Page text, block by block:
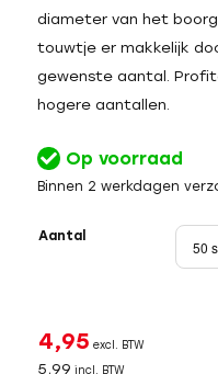
diameter van het
touwtje er makkelijk
gewenste aantal.
hogere aantallen.
Op voorraad
Binnen 2 werkdagen
Aantal
4,95 excl. BTW
5,99 incl. BTW